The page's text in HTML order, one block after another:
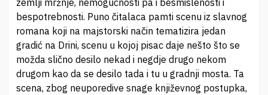
zemlji mržnje, nemogućnosti pa i besmislenosti i
bespotrebnosti. Puno čitalaca pamti scenu iz slavnog
romana koji na majstorski način tematizira jedan
gradić na Drini, scenu u kojoj pisac daje nešto što se
možda slično desilo nekad i negdje drugo nekom
drugom kao da se desilo tada i tu u gradnji mosta. Ta
scena, zbog neuporedive snage književnog postupka,